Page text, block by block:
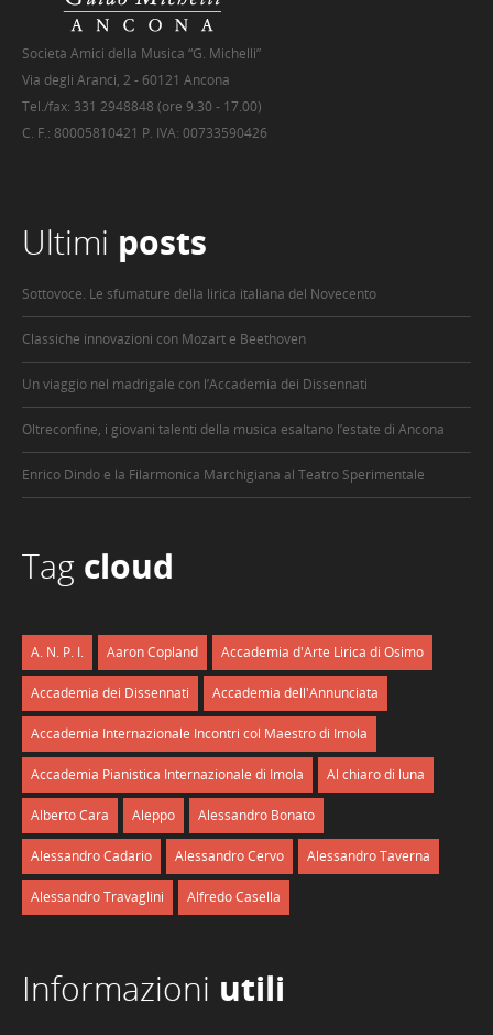
Società Amici della Musica “G. Michelli”
Via degli Aranci, 2 - 60121 Ancona
Tel./fax: 331 2948848 (ore 9.30 - 17.00)
C. F.: 80005810421 P. IVA: 00733590426
Ultimi posts
Sottovoce. Le sfumature della lirica italiana del Novecento
Classiche innovazioni con Mozart e Beethoven
Un viaggio nel madrigale con l’Accademia dei Dissennati
Oltreconfine, i giovani talenti della musica esaltano l’estate di Ancona
Enrico Dindo e la Filarmonica Marchigiana al Teatro Sperimentale
Tag cloud
A. N. P. I. Aaron Copland Accademia d'Arte Lirica di Osimo
Accademia dei Dissennati Accademia dell'Annunciata
Accademia Internazionale Incontri col Maestro di Imola
Accademia Pianistica Internazionale di Imola Al chiaro di luna
Alberto Cara Aleppo Alessandro Bonato
Alessandro Cadario Alessandro Cervo Alessandro Taverna
Alessandro Travaglini Alfredo Casella
Informazioni utili